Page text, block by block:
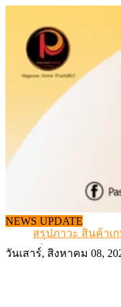
content
NEWS UPDATE
เดินหน้าดัน “ราค
สรุปภาวะ สินค้าเ
เมื่อเกษตรกรถูก
วันเสาร์, สิงหาคม 08,